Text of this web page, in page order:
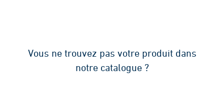
Vous ne trouvez pas votre produit dans
notre catalogue ?